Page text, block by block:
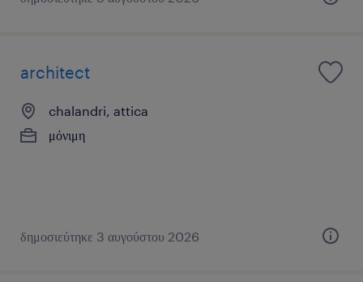
architect
chalandri, attica
μόνιμη
δημοσιεύτηκε 3 αυγούστου 2026